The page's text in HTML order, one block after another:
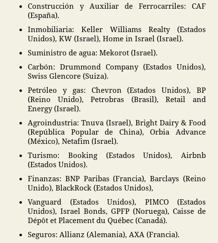
Construcción y Auxiliar de Ferrocarriles: CAF
(España).
Inmobiliaria: Keller Williams Realty (Estados
Unidos), KW (Israel), Home in Israel (Israel).
Suministro de agua: Mekorot (Israel).
Carbón: Drummond Company (Estados Unidos),
Swiss Glencore (Suiza).
Petróleo y gas: Chevron (Estados Unidos), BP
(Reino Unido), Petrobras (Brasil), Retail and
Energy (Israel).
Agroindustria: Tnuva (Israel), Bright Dairy & Food
(República Popular de China), Orbia Advance
(México), Netafim (Israel).
Turismo: Booking (Estados Unidos), Airbnb
(Estados Unidos).
Finanzas: BNP Paribas (Francia), Barclays (Reino
Unido), BlackRock (Estados Unidos),
Vanguard (Estados Unidos), PIMCO (Estados
Unidos), Israel Bonds, GPFP (Noruega), Caisse de
Dépôt et Placement du Québec (Canadá).
Seguros: Allianz (Alemania), AXA (Francia).